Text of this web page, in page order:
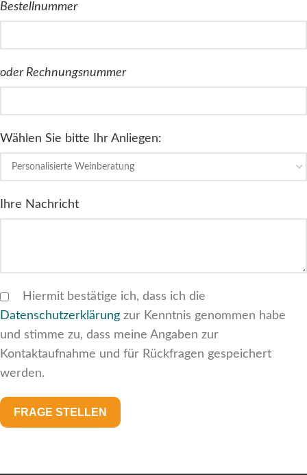
Bestellnummer
oder Rechnungsnummer
Wählen Sie bitte Ihr Anliegen:
Ihre Nachricht
Hiermit bestätige ich, dass ich die
Datenschutzerklärung zur Kenntnis genommen habe
und stimme zu, dass meine Angaben zur
Kontaktaufnahme und für Rückfragen gespeichert
werden.